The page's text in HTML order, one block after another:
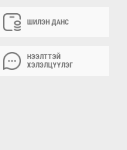
ШИЛЭН ДАНС
НЭЭЛТТЭЙ
ХЭЛЭЛЦҮҮЛЭГ